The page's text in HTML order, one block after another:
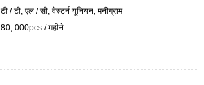
टी / टी, एल / सी, वेस्टर्न यूनियन, मनीग्राम
80, 000pcs / महीने